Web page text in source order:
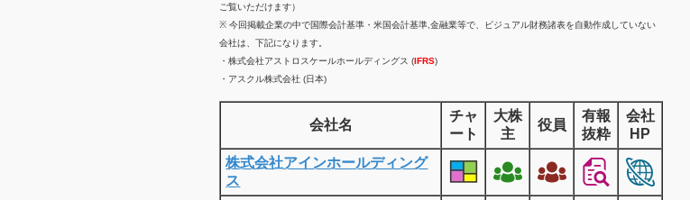
ご覧いただけます）
※ 今回掲載企業の中で国際会計基準・米国会計基準,金融業等で、ビジュアル財務諸表を自動作成していない
会社は、下記になります。
・株式会社アストロスケールホールディングス (IFRS)
・アスクル株式会社 (日本)
会社名
チャ
ート
大株
主
役員
有報
抜粋
会社
HP
株式会社アインホールディング
ス